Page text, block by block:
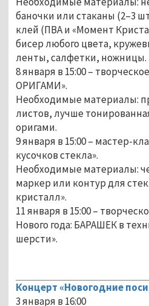
баночки или стаканы (2–3
клей (ПВА и «Момент
бисер любого цвета,
ленты, салфетки, ножницы.
8 января в 15:00 –
ОРИГАМИ».
Необходимые материалы:
листов, лучше
оригами.
9 января в 15:00 – мастер-
кусочков стекла».
Необходимые материалы:
маркер или контур для
кристалл».
11 января в 15:00 –
Нового года: БАРАШЕК в
шерсти».
Концерт «Новогодние
3 января в 16:00